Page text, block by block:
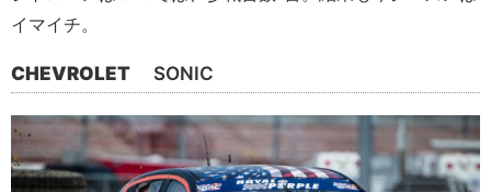
イマイチ。
CHEVROLET SONIC